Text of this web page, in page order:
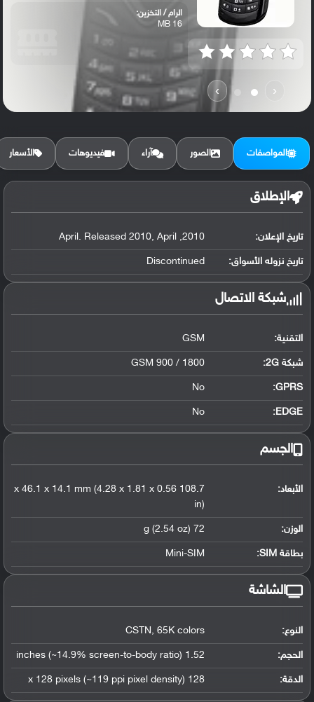
‹
›
الرام / التخزين:
16 MB
المواصفات الصور آراء فيديوهات الأسعار
الإطلاق
تاريخ الإعلان: 2010, April. Released 2010, April
تاريخ نزوله الأسواق: Discontinued
شبكة الاتصال
التقنية: GSM
شبكة 2G: GSM 900 / 1800
GPRS:
No
EDGE:
No
الجسم
الأبعاد:
108.7 x 46.1 x 14.1 mm (4.28 x 1.81 x 0.56
in)
الوزن: 72 g (2.54 oz)
بطاقة SIM: Mini-SIM
الشاشة
النوع: CSTN, 65K colors
الحجم: 1.52 inches (~14.9% screen-to-body ratio)
الدقة: 128 x 128 pixels (~119 ppi pixel density)